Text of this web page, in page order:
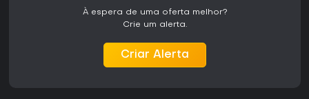
À espera de uma oferta melhor?
Crie um alerta.
Criar Alerta